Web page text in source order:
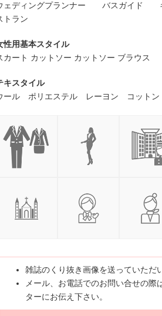
ェディングプランナー
バスガイド
トラン
性用基本スタイル
カート カットソー カットソー ブラウス
キスタイル
ール ポリエステル レーヨン コットン
雑誌のくり抜き画像を送っていただ
メール、お電話でのお問い合せの
ターにお伝え下さい。